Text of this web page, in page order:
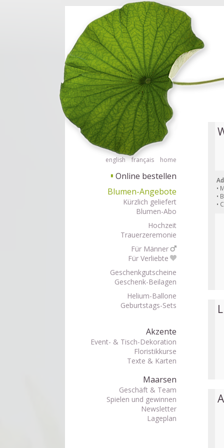
Barrierefrei Blumen bestellen mit Screenreader oder Brailliezeile,
english français home
▘ Online bestellen
Blumen-Angebote
Kürzlich geliefert
Blumen-Abo
Hochzeit
Trauerzeremonie
Für Männer
Für Verliebte
Geschenkgutscheine
Geschenk-Beilagen
Helium-Ballone
Geburtstags-Sets
Akzente
Event- & Tisch-Dekoration
Floristikkurse
Texte & Karten
Maarsen
Geschäft & Team
Spielen und gewinnen
Newsletter
Lageplan
•
•
•